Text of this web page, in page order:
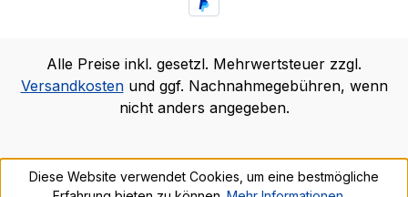
Alle Preise inkl. gesetzl. Mehrwertsteuer zzgl.
Versandkostenund ggf. Nachnahmegebühren, wenn
nicht anders angegeben.
Diese Website verwendet Cookies, um eine bestmögliche